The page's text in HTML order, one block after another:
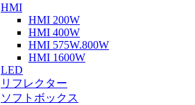
HMI
HMI 200W
HMI 400W
HMI 575W.800W
HMI 1600W
LED
リフレクター
ソフトボックス